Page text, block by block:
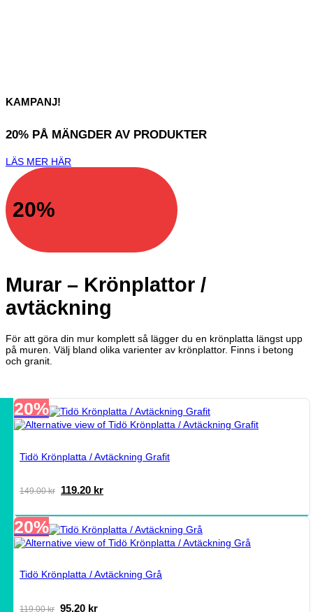
KAMPANJ!
20% PÅ MÄNGDER AV PRODUKTER
LÄS MER HÄR
20%
Murar – Krönplattor /
avtäckning
För att göra din mur komplett så lägger du en krönplatta längst upp
på muren. Välj bland olika varienter av krönplattor. Finns i betong
och granit.
20%
Tidö Krönplatta / Avtäckning Grafit
149.00kr
Det
priset
var:
149.00 kr.
119.20 krDet
priset
är:
119.20 kr.
20%
Tidö Krönplatta / Avtäckning Grå
119.00kr Det
95.20 krDet